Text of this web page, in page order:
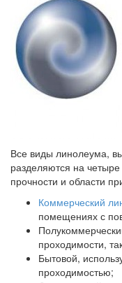
Все виды линолеума,
разделяются на
прочности и области
Коммерческий
помещениях с
проходимости,
Бытовой,
проходимостью;